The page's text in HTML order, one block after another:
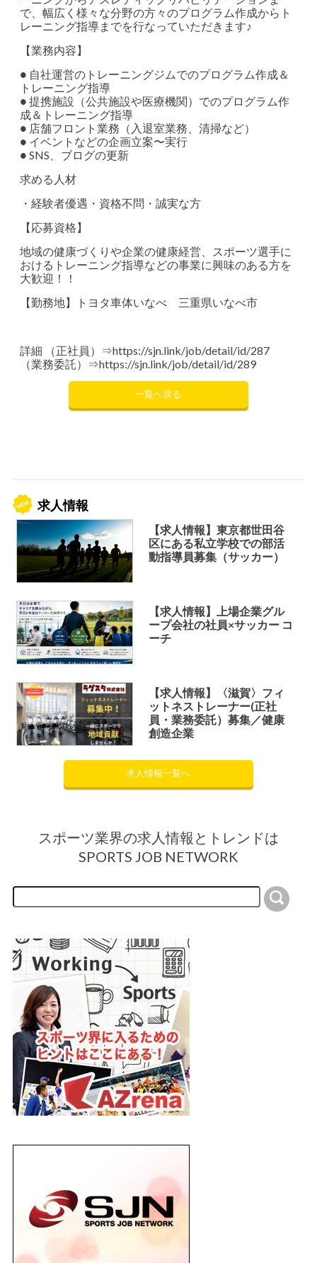
で、幅広く様々な分野の方々のプログラム作成からト
レーニング指導までを行なっていただきます♪
【業務内容】
● 自社運営のトレーニングジムでのプログラム作成＆
トレーニング指導
● 提携施設（公共施設や医療機関）でのプログラム作
成＆トレーニング指導
● 店舗フロント業務（入退室業務、清掃など）
● イベントなどの企画立案〜実行
● SNS、ブログの更新
求める人材
・経験者優遇・資格不問・誠実な方
【応募資格】
地域の健康づくりや企業の健康経営、スポーツ選手に
おけるトレーニング指導などの事業に興味のある方を
大歓迎！！
【勤務地】トヨタ車体いなべ 三重県いなべ市
詳細 （正社員）⇒https://sjn.link/job/detail/id/287
（業務委託）⇒https://sjn.link/job/detail/id/289
一覧へ戻る
求人情報
【求人情報】東京都世田谷
区にある私立学校での部活
動指導員募集（サッカー）
【求人情報】上場企業グル
ープ会社の社員×サッカー コ
ーチ
【求人情報】〈滋賀〉フィ
ットネストレーナー(正社
員・業務委託）募集／健康
創造企業
求人情報一覧へ
スポーツ業界の求人情報とトレンドは
SPORTS JOB NETWORK